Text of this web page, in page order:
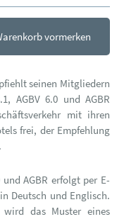
vormerken
seinen Mitgliedern
AGBV 6.0 und AGBR
mit ihren
frei, der Empfehlung
und AGBR erfolgt per E-
Deutsch und Englisch.
wird das Muster eines